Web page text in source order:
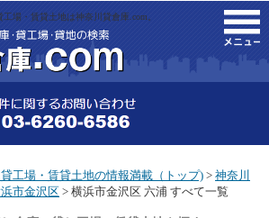
場・賃貸土地は神奈川貸倉庫.com。
工場・賃貸土地の情報満載（トップ) > 神奈川
市金沢区 > 横浜市金沢区 六浦 すべて一覧